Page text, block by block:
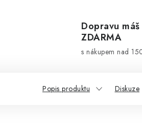
Dopravu máš
ZDARMA
s nákupem nad
Popis produktu Diskuze